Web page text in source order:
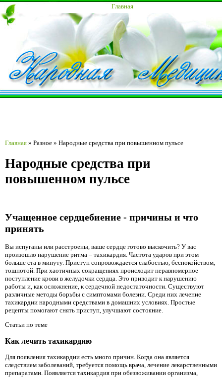
Главная
Главная » Разное » Народные средства при повышенном пульсе
Народные средства при
повышенном пульсе
Учащенное сердцебиение - причины и что
принять
Вы испуганы или расстроены, ваше сердце готово выскочить? У вас
произошло нарушение ритма – тахикардия. Частота ударов при этом
больше ста в минуту. Приступ сопровождается слабостью, беспокойством,
тошнотой. При хаотичных сокращениях происходит неравномерное
поступление крови в желудочки сердца. Это приводит к нарушению
работы и, как осложнение, к сердечной недостаточности. Существуют
различные методы борьбы с симптомами болезни. Среди них лечение
тахикардии народными средствами в домашних условиях. Простые
рецепты помогают снять приступ, улучшают состояние.
Статьи по теме
Как лечить тахикардию
Для появления тахикардии есть много причин. Когда она является
следствием заболеваний, требуется помощь врача, лечение лекарственными
препаратами. Появляется тахикардия при обезвоживании организма,